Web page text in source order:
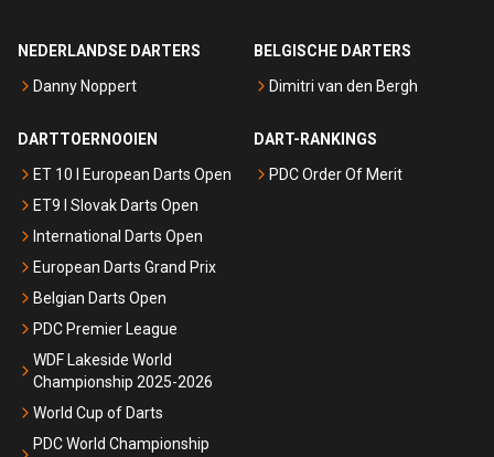
NEDERLANDSE DARTERS
Danny Noppert
BELGISCHE DARTERS
Dimitri van den Bergh
DARTTOERNOOIEN
ET 10 I European Darts Open
ET9 I Slovak Darts Open
International Darts Open
European Darts Grand Prix
Belgian Darts Open
PDC Premier League
WDF Lakeside World
Championship 2025-2026
World Cup of Darts
PDC World Championship
DART-RANKINGS
PDC Order Of Merit